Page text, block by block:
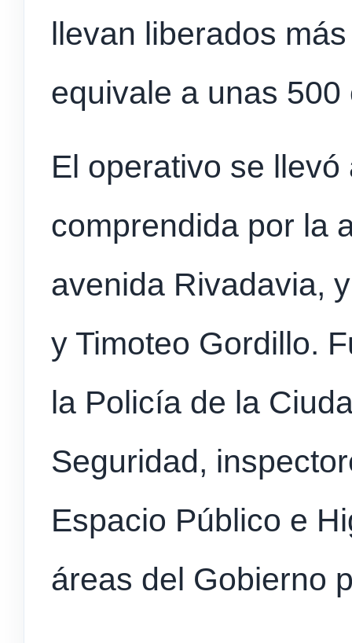
llevan liberados
equivale a unas
El operativo se
comprendida por la
avenida Rivadavia,
y Timoteo Gordillo.
la Policía de la
Seguridad,
Espacio Público e
áreas del Gobierno